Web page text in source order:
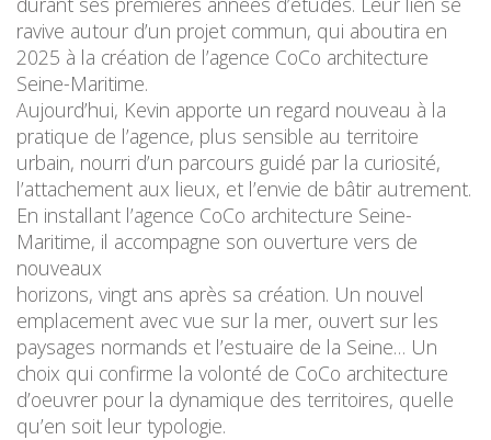
ravive autour d’un projet commun, qui aboutira en
2025 à la création de l’agence CoCo architecture
Seine-Maritime.
Aujourd’hui, Kevin apporte un regard nouveau à la
pratique de l’agence, plus sensible au territoire
urbain, nourri d’un parcours guidé par la curiosité,
l’attachement aux lieux, et l’envie de bâtir autrement.
En installant l’agence CoCo architecture Seine-
Maritime, il accompagne son ouverture vers de
nouveaux
horizons, vingt ans après sa création. Un nouvel
emplacement avec vue sur la mer, ouvert sur les
paysages normands et l’estuaire de la Seine… Un
choix qui confirme la volonté de CoCo architecture
d’oeuvrer pour la dynamique des territoires, quelle
qu’en soit leur typologie.